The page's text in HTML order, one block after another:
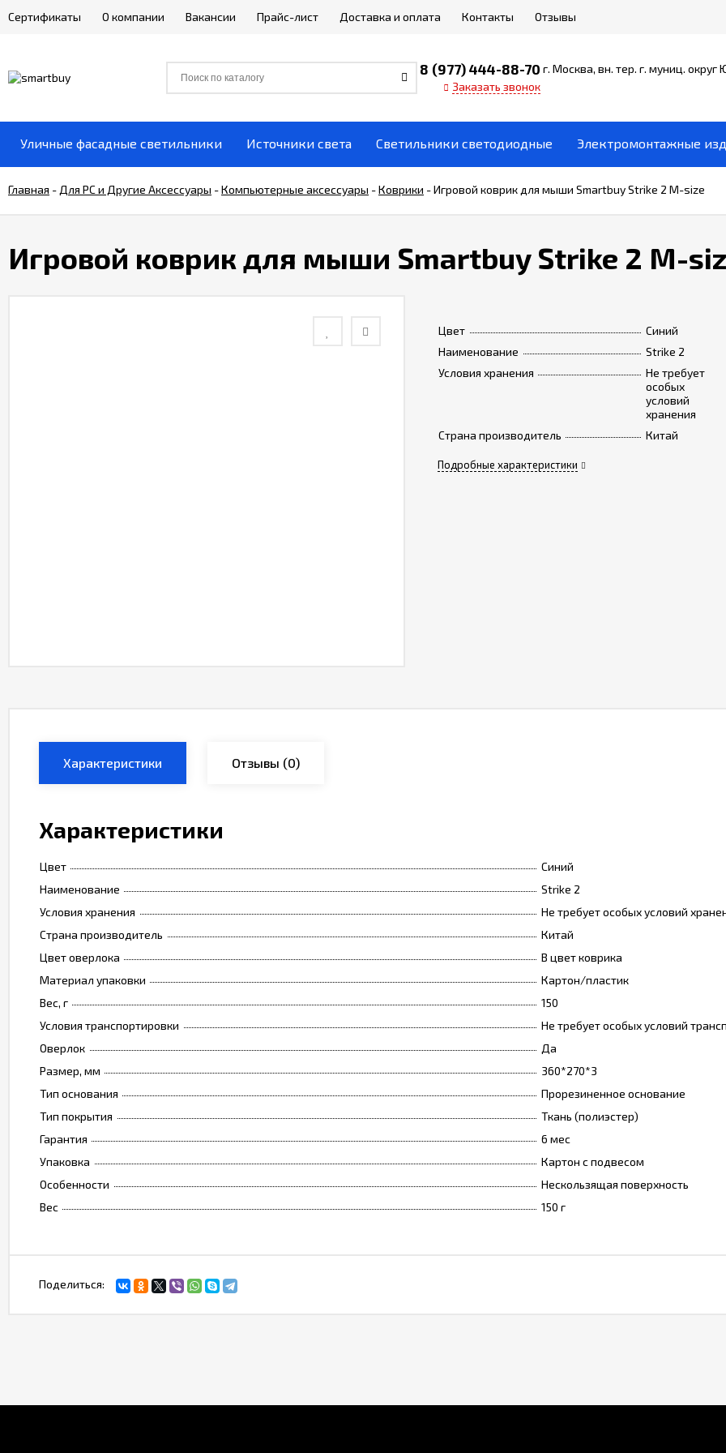
Сертификаты О компании Вакансии Прайс-лист Доставка и оплата Контакты Отзывы
8 (977) 444-88-70
Заказать звонок
г. Москва, вн. тер. г. муниц.
Уличные фасадные светильники Источники света Светильники светодиодные Электромонтажные
Главная - Для РС и Другие Аксессуары -Компьютерные аксессуары -Коврики -Игровой коврик для мыши Smartbuy Strike 2 M-size
Игровой коврик для мыши Smartbuy Strike 2 M-
Цвет
Синий
Наименование
Strike 2
Условия хранения
Не требует
особых
условий
хранения
Страна производитель
Китай
Подробные характеристики
Характеристики Отзывы (0)
Характеристики
Цвет
Синий
Наименование
Strike 2
Условия хранения
Не требует особых условий
Страна производитель
Китай
Цвет оверлока
В цвет коврика
Материал упаковки
Картон/пластик
Вес, г
150
Условия транспортировки
Не требует особых условий
Оверлок
Да
Размер, мм
360*270*3
Тип основания
Прорезиненное основание
Тип покрытия
Ткань (полиэстер)
Гарантия
6 мес
Упаковка
Картон с подвесом
Особенности
Нескользящая поверхность
Вес
150 г
Поделиться: